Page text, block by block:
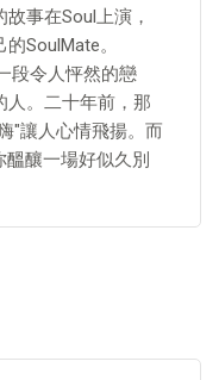
事在Soul上演，
SoulMate。
段令人怦然的戀
人。二十年前，那
"讓人心情飛揚。而
釀一場好似久別